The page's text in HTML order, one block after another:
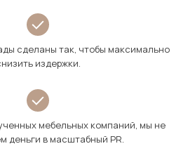
сделаны так, чтобы максимально
издержки.
мебельных компаний, мы не
деньги в масштабный PR.